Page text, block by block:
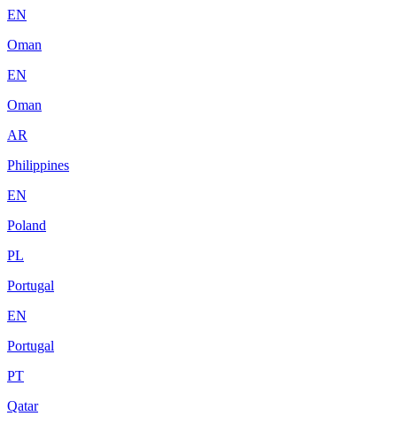
EN
Oman
EN
Oman
AR
Philippines
EN
Poland
PL
Portugal
EN
Portugal
PT
Qatar